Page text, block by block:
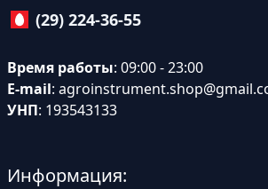
(29) 224-36-55
Время работы: 09:00 - 23:00
E-mail:
УНП: 193543133
Информация: